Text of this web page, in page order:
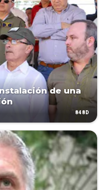
de una
848D